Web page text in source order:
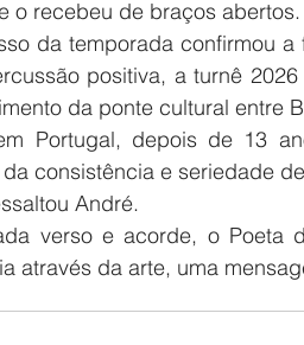
o recebeu de braços abertos.
da temporada confirmou
positiva, a turnê
da ponte cultural entre
Portugal, depois de 13
consistência e seriedade
André.
verso e acorde, o Poeta
através da arte, uma